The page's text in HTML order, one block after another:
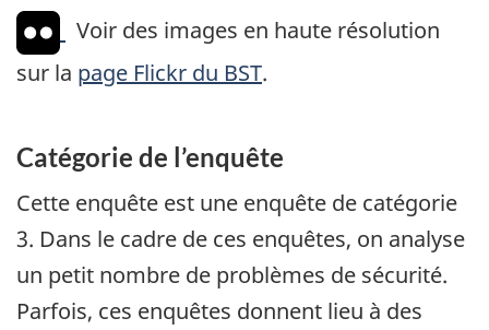
Voir des images en haute résolution
sur la page Flickr du BST.
Catégorie de l’enquête
Cette enquête est une enquête de catégorie
3. Dans le cadre de ces enquêtes, on analyse
un petit nombre de problèmes de sécurité.
Parfois, ces enquêtes donnent lieu à des